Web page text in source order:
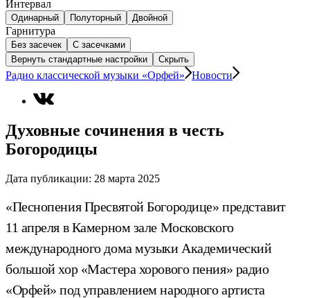
Интервал
Одинарный Полуторный Двойной
Гарнитура
Без засечек
С засечками
Вернуть стандартные настройки
Скрыть
Радио классической музыки «Орфей» Новости
Духовные сочинения в честь
Богородицы
Дата публикации: 28 марта 2025
«Песнопения Пресвятой Богородице» представит
11 апреля в Камерном зале Московского
международного дома музыки Академический
большой хор «Мастера хорового пения» радио
«Орфей» под управлением народного артиста